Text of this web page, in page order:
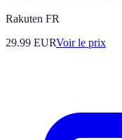
Rakuten FR
29.99 EURVoir le prix